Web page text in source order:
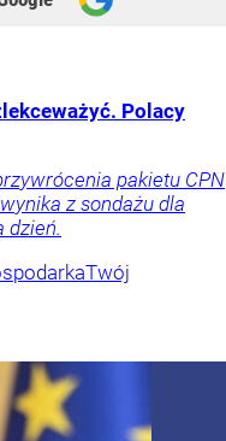
Polacy
pakietu CPN
z sondażu dla
dzień.
Twój